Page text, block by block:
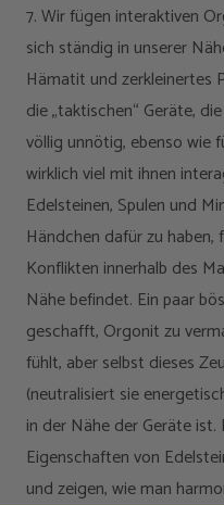
7. Wir fügen interaktiven
sich ständig in unserer
Hämatit und zerkleinertes
die „taktischen“ Geräte,
völlig unnötig, ebenso wie
wirklich viel mit ihnen
Edelsteinen, Spulen und
Händchen dafür zu
Konflikten innerhalb des
Nähe befindet. Ein paar
geschafft, Orgonit zu
fühlt, aber selbst dieses
(neutralisiert sie
in der Nähe der Geräte
Eigenschaften von
und zeigen, wie man